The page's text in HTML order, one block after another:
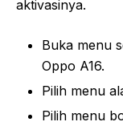
aktivasinya.
Buka menu
Oppo A16.
Pilih menu
Pilih menu